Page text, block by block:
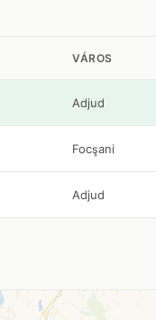
VÁROS
Adjud
Focşani
Adjud